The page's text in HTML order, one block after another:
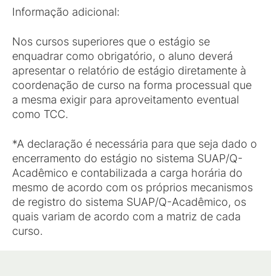
Informação adicional:
Nos cursos superiores que o estágio se
enquadrar como obrigatório, o aluno deverá
apresentar o relatório de estágio diretamente à
coordenação de curso na forma processual que
a mesma exigir para aproveitamento eventual
como TCC.
*A declaração é necessária para que seja dado o
encerramento do estágio no sistema SUAP/Q-
Acadêmico e contabilizada a carga horária do
mesmo de acordo com os próprios mecanismos
de registro do sistema SUAP/Q-Acadêmico, os
quais variam de acordo com a matriz de cada
curso.